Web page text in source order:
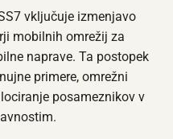
vključuje izmenjavo
mobilnih omrežij za
naprave. Ta postopek
primere, omrežni
posameznikov v